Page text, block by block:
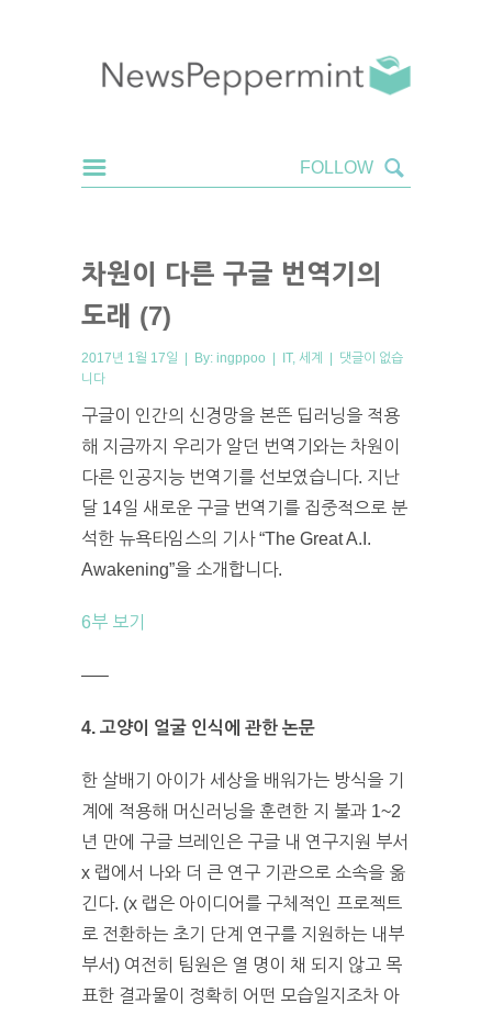
차원이 다른 구글 번역기의
도래 (7)
2017년 1월 17일 | By: ingppoo | IT, 세계 | 댓글이 없습
니다
구글이 인간의 신경망을 본뜬 딥러닝을 적용
해 지금까지 우리가 알던 번역기와는 차원이
다른 인공지능 번역기를 선보였습니다. 지난
달 14일 새로운 구글 번역기를 집중적으로 분
석한 뉴욕타임스의 기사 “The Great A.I.
Awakening”을 소개합니다.
6부 보기
—–
4. 고양이 얼굴 인식에 관한 논문
한 살배기 아이가 세상을 배워가는 방식을 기
계에 적용해 머신러닝을 훈련한 지 불과 1~2
년 만에 구글 브레인은 구글 내 연구지원 부서
x 랩에서 나와 더 큰 연구 기관으로 소속을 옮
긴다. (x 랩은 아이디어를 구체적인 프로젝트
로 전환하는 초기 단계 연구를 지원하는 내부
부서) 여전히 팀원은 열 명이 채 되지 않고 목
표한 결과물이 정확히 어떤 모습일지조차 아